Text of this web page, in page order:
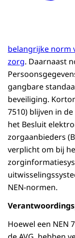
belangrijke norm
zorg. Daarnaast
gangbare
beveiliging.
7510) blijven in
het Besluit
zorgaanbieders
verplicht om bij
NEN-normen.
Hoewel een NEN